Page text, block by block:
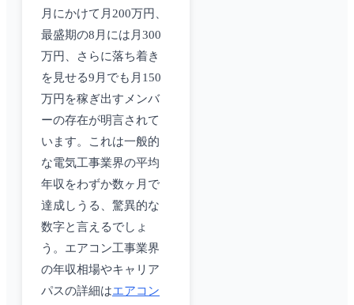
月にかけて月200万円、
最盛期の8月には月300
万円、さらに落ち着き
を見せる9月でも月150
万円を稼ぎ出すメンバ
ーの存在が明言されて
います。これは一般的
な電気工事業界の平均
年収をわずか数ヶ月で
達成しうる、驚異的な
数字と言えるでしょ
う。エアコン工事業界
の年収相場やキャリア
パスの詳細はエアコン